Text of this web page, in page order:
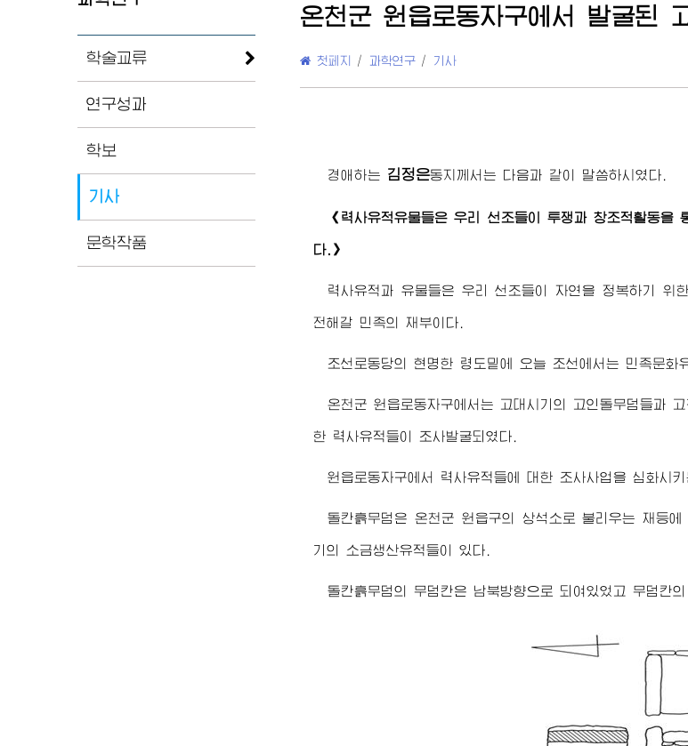
학술교류
연구성과
학보
기사
문학작품
온천군 원읍로동자구에서 발굴된
첫페지 / 과학연구 / 기사
경애하는 김정은동지께서 는 다음과 같이 말씀하시였다.
《력사유적유물들은 우리 선조들이 투쟁과 창조적활동
다.》
력사유적과 유물들은 우리 선조들이 자연을 정복하기 위
전해갈 민족의 재부이다.
조선로동당의 현명한 령도밑에 오늘 조선에서는 민족문화
온천군 원읍로동자구에서는 고대시기의 고인돌무덤들과
한 력사유적들이 조사발굴되였다.
원읍로동자구에서 력사유적들에 대한 조사사업을 심화시
돌칸흙무덤은 온천군 원읍구의 상석소로 불리우는 재등
기의 소금생산유적들이 있다.
돌칸흙무덤의 무덤칸은 남북방향으로 되여있었고 무덤칸